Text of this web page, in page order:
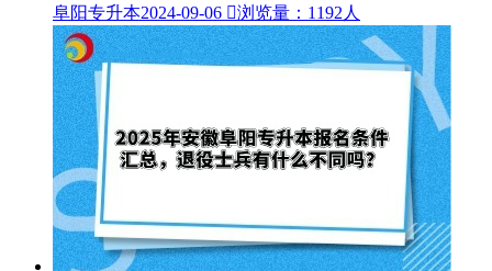
阜阳专升本2024-09-06 浏览量：1192人